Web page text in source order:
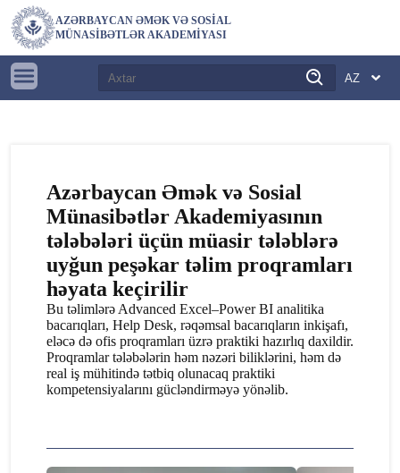
AZƏRBAYCAN ƏMƏK VƏ SOSIAL
MÜNASIBƏTLƏR AKADEMIYASI
Azərbaycan Əmək və Sosial
Münasibətlər Akademiyasının
tələbələri üçün müasir tələblərə
uyğun peşəkar təlim proqramları
həyata keçirilir
Bu təlimlərə Advanced Excel–Power BI analitika
bacarıqları, Help Desk, rəqəmsal bacarıqların inkişafı,
eləcə də ofis proqramları üzrə praktiki hazırlıq daxildir.
Proqramlar tələbələrin həm nəzəri biliklərini, həm də
real iş mühitində tətbiq olunacaq praktiki
kompetensiyalarını gücləndirməyə yönəlib.